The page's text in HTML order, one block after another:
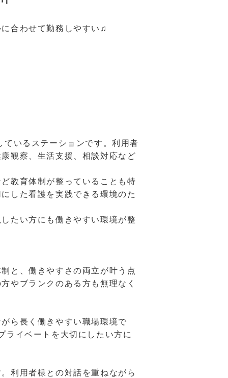
合わせて勤務しやすい♫
いるステーションです。利用者
観察、生活支援、相談対応など
教育体制が整っていることも特
した看護を実践できる環境のた
たい方にも働きやすい環境が整
と、働きやすさの両立が叶う点
やブランクのある方も無理なく
ら長く働きやすい職場環境で
ライベートを大切にしたい方に
利用者様との対話を重ねながら